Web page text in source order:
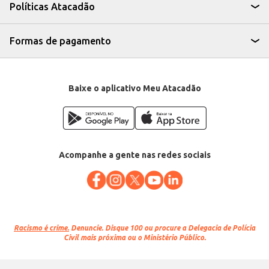
diferentes tipos de negócios e ocasiões.
Categoria: Minibolo
Políticas Atacadão
Formas de pagamento
Baixe o aplicativo Meu Atacadão
Acompanhe a gente nas redes sociais
Racismo é crime. Denuncie. Disque 100 ou procure a Delegacia de Polícia
Civil mais próxima ou o Ministério Público.